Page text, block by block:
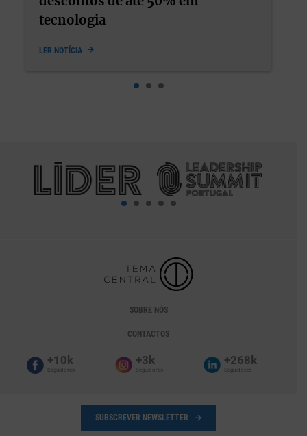
LER NOTÍCIA
SOBRE NÓS
CONTACTOS
+10k
Seguidores
+3k
Seguidores
+268k
Seguidores
SUBSCREVER NEWSLETTER